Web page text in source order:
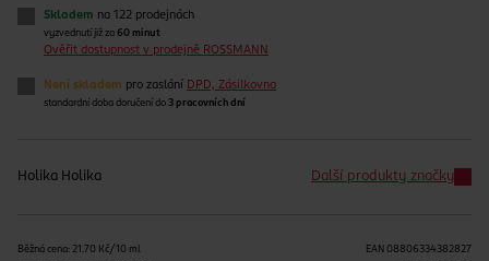
Skladem na 122 prodejnách
vyzvednutí již za 60 minut
Ověřit dostupnost v prodejně ROSSMANN
Není skladem pro zaslání DPD, Zásilkovna
standardní doba doručení do 3 pracovních dní
Holika Holika Další produkty značky
Běžná cena: 21.70 Kč/10 ml
EAN 08806334382827